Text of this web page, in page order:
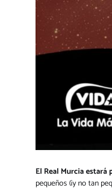
El Real Murcia estará
pequeños (¡y no tan